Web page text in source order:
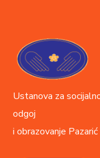
Ustanova za
odgoj
i obrazovanje Pazarić